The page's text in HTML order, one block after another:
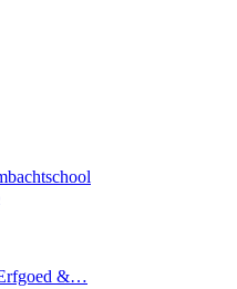
&…